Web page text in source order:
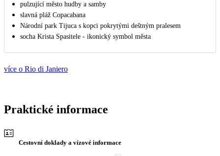
pulzující město hudby a samby
slavná pláž Copacabana
Národní park Tijuca s kopci pokrytými deštným pralesem
socha Krista Spasitele - ikonický symbol města
více o Rio di Janiero
Praktické informace
Cestovní doklady a vízové informace